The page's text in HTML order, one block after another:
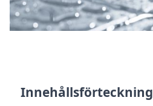
Innehållsförteckning